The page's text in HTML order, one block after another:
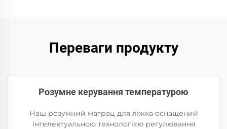
Переваги продукту
Розумне керування температурою
Наш розумний матрац для ліжка оснащений
інтелектуальною технологією регулювання